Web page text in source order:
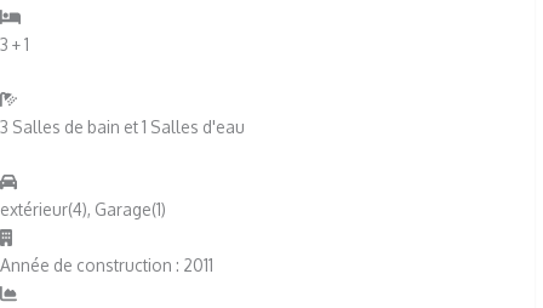
3 + 1
3 Salles de bain et 1 Salles d'eau
extérieur(4), Garage(1)
Année de construction : 2011